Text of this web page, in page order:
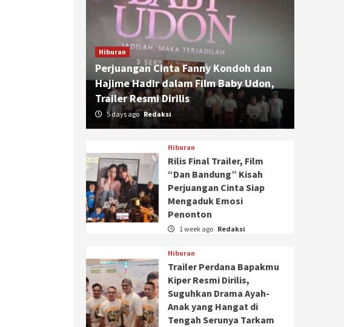
Hiburan
Perjuangan Cinta Fanny Kondoh dan
Hajime Hadir dalam Film Baby Udon,
Trailer Resmi Dirilis
5 days ago Redaksi
Hiburan
Rilis Final Trailer, Film
“Dan Bandung” Kisah
Perjuangan Cinta Siap
Mengaduk Emosi
Penonton
1 week ago Redaksi
Hiburan
Trailer Perdana Bapakmu
Kiper Resmi Dirilis,
Suguhkan Drama Ayah-
Anak yang Hangat di
Tengah Serunya Tarkam